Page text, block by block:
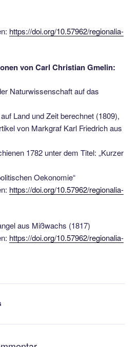
https://doi.org/10.57962/regionalia-
von Carl Christian Gmelin:
Naturwissenschaft auf das
Land und Zeit berechnet (1809),
von Markgraf Karl Friedrich aus
1782 unter dem Titel: „Kurzer
Oekonomie“
https://doi.org/10.57962/regionalia-
aus Mißwachs (1817)
https://doi.org/10.57962/regionalia-